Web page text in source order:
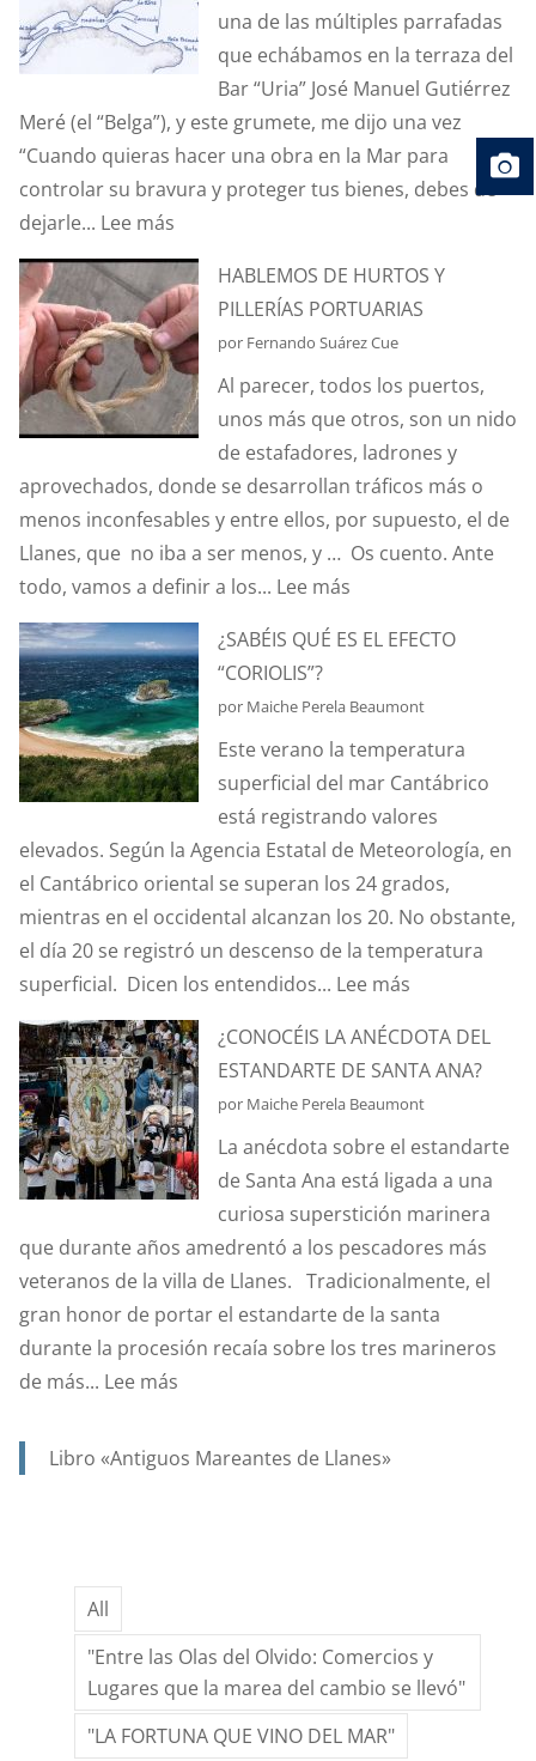
una de las múltiples parrafadas
que echábamos en la terraza del
Bar “Uria” José Manuel Gutiérrez
Meré (el “Belga”), y este grumete, me dijo una vez
“Cuando quieras hacer una obra en la Mar para
controlar su bravura y proteger tus bienes, debes de
dejarle... Lee más:
EL
CAMINO
DE
LAS
OLAS
HABLEMOS DE HURTOS Y
PILLERÍAS PORTUARIAS
por Fernando Suárez Cue
Al parecer, todos los puertos,
unos más que otros, son un nido
de estafadores, ladrones y
aprovechados, donde se desarrollan tráficos más o
menos inconfesables y entre ellos, por supuesto, el de
Llanes, que no iba a ser menos, y … Os cuento. Ante
todo, vamos a definir a los... Lee más:
DE
Y
PILLERÍAS
PORTUARIAS
¿SABÉIS QUÉ ES EL EFECTO
“CORIOLIS”?
por Maiche Perela Beaumont
Este verano la temperatura
superficial del mar Cantábrico
está registrando valores
elevados. Según la Agencia Estatal de Meteorología, en
el Cantábrico oriental se superan los 24 grados,
mientras en el occidental alcanzan los 20. No obstante,
el día 20 se registró un descenso de la temperatura
superficial. Dicen los entendidos... Lee más:
QUÉ
ES
EL
EFECTO
“CORIOLIS”?
¿CONOCÉIS LA ANÉCDOTA DEL
ESTANDARTE DE SANTA ANA?
por Maiche Perela Beaumont
La anécdota sobre el estandarte
de Santa Ana está ligada a una
curiosa superstición marinera
que durante años amedrentó a los pescadores más
veteranos de la villa de Llanes. Tradicionalmente, el
gran honor de portar el estandarte de la santa
durante la procesión recaía sobre los tres marineros
de más... Lee más:
LA
ANA?
Libro «Antiguos Mareantes de Llanes»
All
"Entre las Olas del Olvido: Comercios y
Lugares que la marea del cambio se llevó"
"LA FORTUNA QUE VINO DEL MAR"